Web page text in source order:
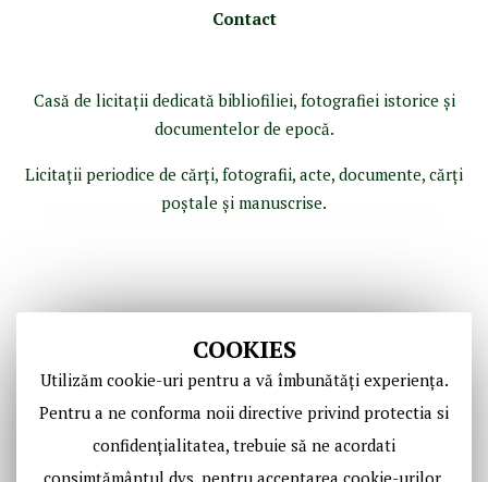
COOKIES
Utilizăm cookie-uri pentru a vă îmbunătăți experiența.
Pentru a ne conforma noii directive privind protectia si
confidențialitatea, trebuie să ne acordati
consimțământul dvs. pentru acceptarea cookie-urilor.
Contact
Casă de licitaţii dedicată bibliofiliei, fotografiei istorice şi
documentelor de epocă.
Licitaţii periodice de cărţi, fotografii, acte, documente, cărţi
poştale şi manuscrise.
Copyright © Casa de Licitaţii Historic SRL